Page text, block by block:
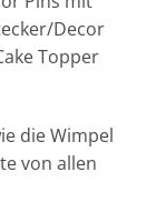
Decor
Topper
die Wimpel
von allen